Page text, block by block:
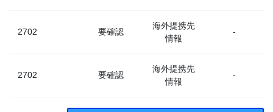
2702 要確認
海外提携先
情報
-
2702 要確認
海外提携先
情報
-